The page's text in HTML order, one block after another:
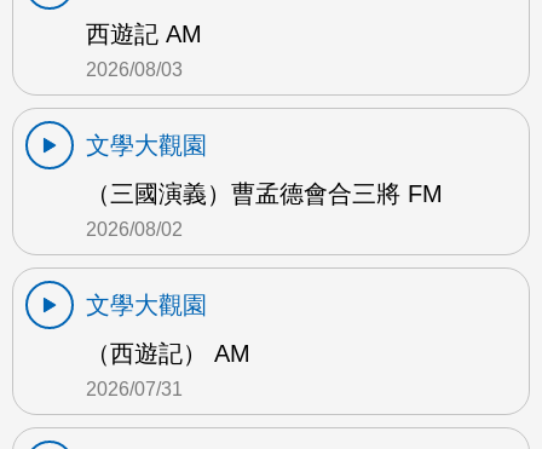
西遊記 AM
2026/08/03
文學大觀園
（三國演義）曹孟德會合三將 FM
2026/08/02
文學大觀園
（西遊記） AM
2026/07/31